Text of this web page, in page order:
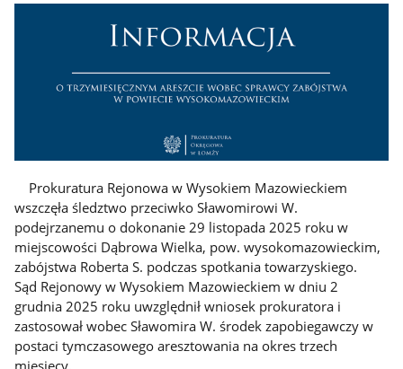
Prokuratura Rejonowa w Wysokiem Mazowieckiem
wszczęła śledztwo przeciwko Sławomirowi W.
podejrzanemu o dokonanie 29 listopada 2025 roku w
miejscowości Dąbrowa Wielka, pow. wysokomazowieckim,
zabójstwa Roberta S. podczas spotkania towarzyskiego.
Sąd Rejonowy w Wysokiem Mazowieckiem w dniu 2
grudnia 2025 roku uwzględnił wniosek prokuratora i
zastosował wobec Sławomira W. środek zapobiegawczy w
postaci tymczasowego aresztowania na okres trzech